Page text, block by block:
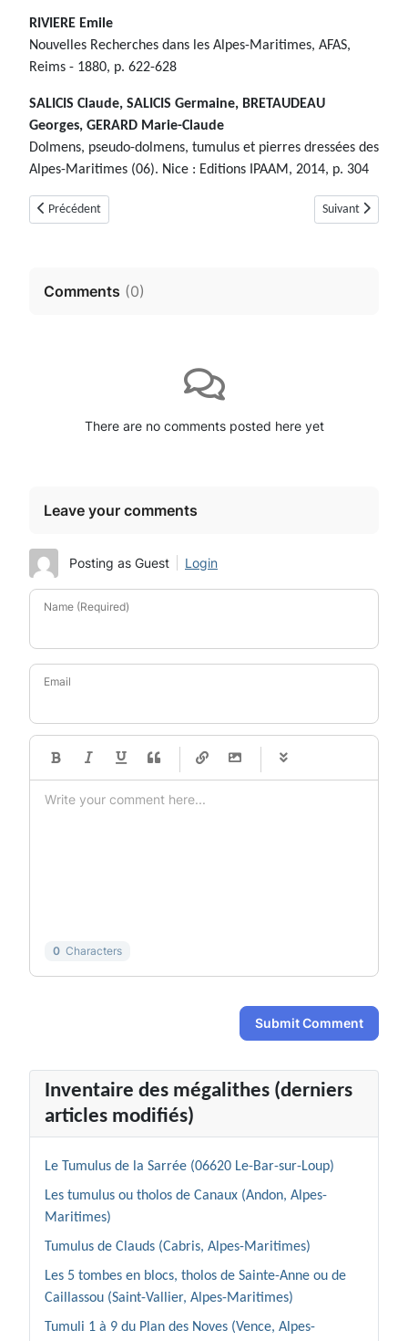
RIVIERE Emile
Nouvelles Recherches dans les Alpes-Maritimes, AFAS,
Reims - 1880, p. 622-628
SALICIS Claude, SALICIS Germaine, BRETAUDEAU
Georges, GERARD Marie-Claude
Dolmens, pseudo-dolmens, tumulus et pierres dressées des
Alpes-Maritimes (06). Nice : Editions IPAAM, 2014, p. 304
Article précédent : Le Tumulus N°2 de Sargier (Saint-Cézaire-sur-Siagne
Précédent Article suivant :
Suivant
Comments (0)
There are no comments posted here yet
Leave your comments
Posting as Guest Login
Name (Required)
Email
-
-
-
-
0 Characters
Submit Comment
Inventaire des mégalithes (derniers
articles modifiés)
Le Tumulus de la Sarrée (06620 Le-Bar-sur-Loup)
Les tumulus ou tholos de Canaux (Andon, Alpes-
Maritimes)
Tumulus de Clauds (Cabris, Alpes-Maritimes)
Les 5 tombes en blocs, tholos de Sainte-Anne ou de
Caillassou (Saint-Vallier, Alpes-Maritimes)
Tumuli 1 à 9 du Plan des Noves (Vence, Alpes-